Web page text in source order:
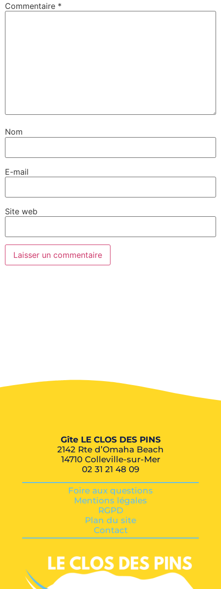
Commentaire *
Nom
E-mail
Site web
Gîte LE CLOS DES PINS
2142 Rte d’Omaha Beach
14710 Colleville-sur-Mer
02 31 21 48 09
Foire aux questions
Mentions légales
RGPD
Plan du site
Contact